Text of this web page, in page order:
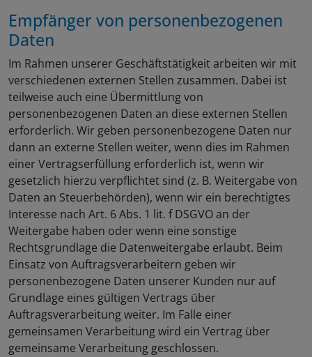
Empfänger von personenbezogenen
Daten
Im Rahmen unserer Geschäftstätigkeit arbeiten wir mit
verschiedenen externen Stellen zusammen. Dabei ist
teilweise auch eine Übermittlung von
personenbezogenen Daten an diese externen Stellen
erforderlich. Wir geben personenbezogene Daten nur
dann an externe Stellen weiter, wenn dies im Rahmen
einer Vertragserfüllung erforderlich ist, wenn wir
gesetzlich hierzu verpflichtet sind (z. B. Weitergabe von
Daten an Steuerbehörden), wenn wir ein berechtigtes
Interesse nach Art. 6 Abs. 1 lit. f DSGVO an der
Weitergabe haben oder wenn eine sonstige
Rechtsgrundlage die Datenweitergabe erlaubt. Beim
Einsatz von Auftragsverarbeitern geben wir
personenbezogene Daten unserer Kunden nur auf
Grundlage eines gültigen Vertrags über
Auftragsverarbeitung weiter. Im Falle einer
gemeinsamen Verarbeitung wird ein Vertrag über
gemeinsame Verarbeitung geschlossen.